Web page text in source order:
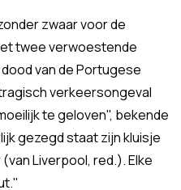
zwaar voor de
twee verwoestende
van de Portugese
verkeersongeval
te geloven", bekende
gezegd staat zijn kluisje
Liverpool, red.). Elke